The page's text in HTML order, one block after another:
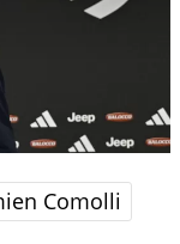
Comolli